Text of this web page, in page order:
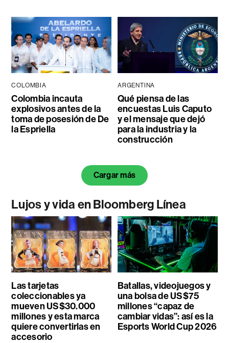
COLOMBIA
Colombia incauta
explosivos antes de la
toma de posesión de De
la Espriella
ARGENTINA
Qué piensa de las
encuestas Luis Caputo
y el mensaje que dejó
para la industria y la
construcción
Cargar más
Lujos y vida en Bloomberg Línea
Las tarjetas
coleccionables ya
mueven US$30.000
millones y esta marca
quiere convertirlas en
accesorio
Batallas, videojuegos y
una bolsa de US$75
millones “capaz de
cambiar vidas”: así es la
Esports World Cup 2026